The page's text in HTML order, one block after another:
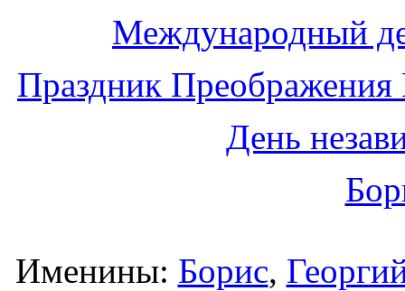
Международный
Праздник Преображения
День
Именины: Борис,